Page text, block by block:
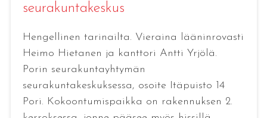
seurakuntakeskus
Hengellinen tarinailta. Vieraina lääninrovasti
Heimo Hietanen ja kanttori Antti Yrjölä.
Porin seurakuntayhtymän
seurakuntakeskuksessa, osoite Itäpuisto 14
Pori. Kokoontumispaikka on rakennuksen 2.